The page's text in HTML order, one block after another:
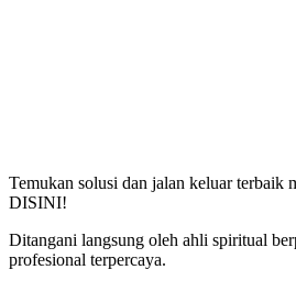
Temukan solusi dan jalan keluar terbaik
DISINI!
Ditangani langsung oleh ahli spiritual
profesional terpercaya.